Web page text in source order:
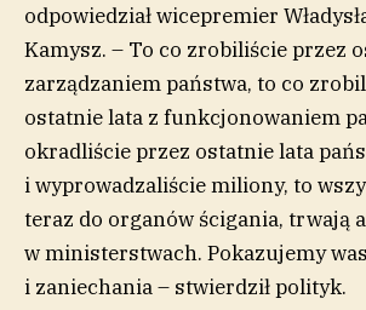
odpowiedział wicepremier
Kamysz. – To co zrobiliście przez
zarządzaniem państwa, to co
ostatnie lata z funkcjonowaniem
okradliście przez ostatnie lata
i wyprowadzaliście miliony, to
teraz do organów ścigania, trwają
w ministerstwach. Pokazujemy
i zaniechania – stwierdził polityk.